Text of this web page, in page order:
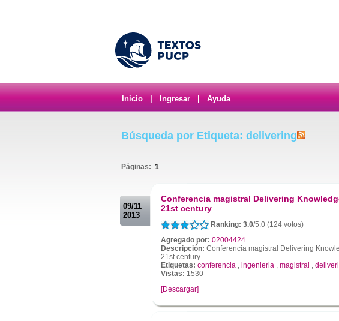
Inicio Ingresar Ayuda
Búsqueda por Etiqueta: delivering
Páginas: 1
09/11
2013
Conferencia magistral Delivering
21st century
Ranking: 3.0/5.0 (124 votos)
Agregado por: 02004424
Descripción: Conferencia magistral Delivering
21st century
Etiquetas: conferencia , ingenieria , magistral ,
Vistas: 1530
[Descargar]